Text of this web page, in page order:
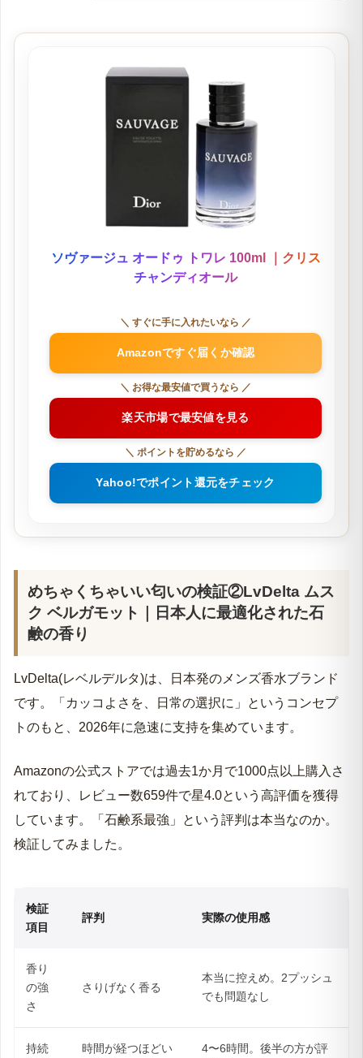
ソヴァージュ オードゥ トワレ 100ml ｜クリス
チャンディオール
＼ すぐに手に入れたいなら ／
Amazonですぐ届くか確認
＼ お得な最安値で買うなら ／
楽天市場で最安値を見る
＼ ポイントを貯めるなら ／
Yahoo!でポイント還元をチェック
めちゃくちゃいい匂いの検証②LvDelta ムス
ク ベルガモット｜日本人に最適化された石
鹸の香り
LvDelta(レベルデルタ)は、日本発のメンズ香水ブランド
です。「カッコよさを、日常の選択に」というコンセプ
トのもと、2026年に急速に支持を集めています。
Amazonの公式ストアでは過去1か月で1000点以上購入さ
れており、レビュー数659件で星4.0という高評価を獲得
しています。「石鹸系最強」という評判は本当なのか。
検証してみました。
検証
項目
評判 実際の使用感
香り
の強
さ
さりげなく香る
本当に控えめ。2プッシュ
でも問題なし
持続
時間が経つほどい
4〜6時間。後半の方が評